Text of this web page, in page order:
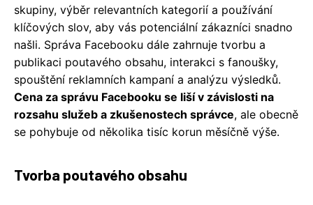
skupiny, výběr relevantních kategorií a používání
klíčových slov, aby vás potenciální zákazníci snadno
našli. Správa Facebooku dále zahrnuje tvorbu a
publikaci poutavého obsahu, interakci s fanoušky,
spouštění reklamních kampaní a analýzu výsledků.
Cena za správu Facebooku se liší v závislosti na
rozsahu služeb a zkušenostech správce, ale obecně
se pohybuje od několika tisíc korun měsíčně výše.
Tvorba poutavého obsahu